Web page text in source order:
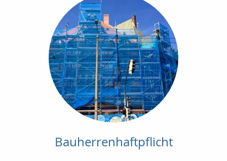
Bauherrenhaftpflicht